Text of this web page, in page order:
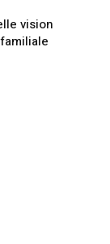
vision